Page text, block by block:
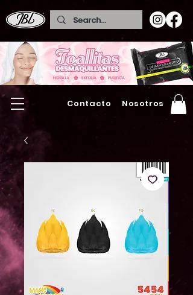
Contacto Nosotros